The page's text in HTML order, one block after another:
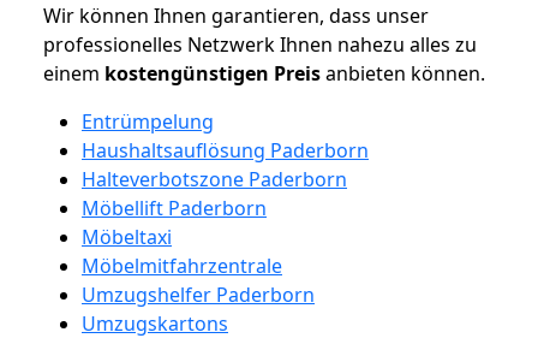
Wir können Ihnen garantieren, dass unser
professionelles Netzwerk Ihnen nahezu alles zu
einem kostengünstigen Preisanbieten können.
Entrümpelung
Haushaltsauflösung Paderborn
Halteverbotszone Paderborn
Möbellift Paderborn
Möbeltaxi
Möbelmitfahrzentrale
Umzugshelfer Paderborn
Umzugskartons